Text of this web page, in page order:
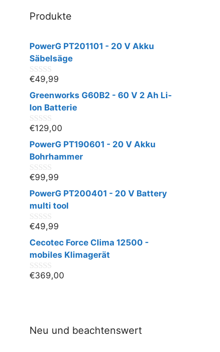
Produkte
PowerG PT201101 - 20 V Akku
Säbelsäge
0
v
o
n
€49,99
Greenworks G60B2 - 60 V 2 Ah Li-
Ion Batterie
0
v
o
n
€129,00
PowerG PT190601 - 20 V Akku
Bohrhammer
0
v
o
n
€99,99
PowerG PT200401 - 20 V Battery
multi tool
0
v
o
n
€49,99
Cecotec Force Clima 12500 -
mobiles Klimagerät
0
€369,00
Neu und beachtenswert